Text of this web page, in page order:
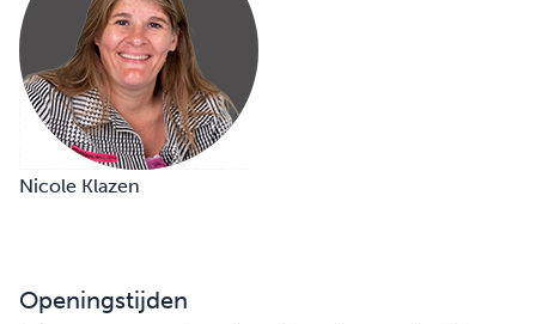
Nicole Klazen
Openingstijden